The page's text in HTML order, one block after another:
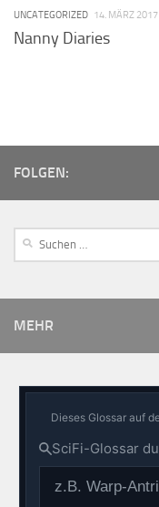
UNCATEGORIZED 14. MÄRZ 2017
Nanny Diaries
FOLGEN:
MEHR